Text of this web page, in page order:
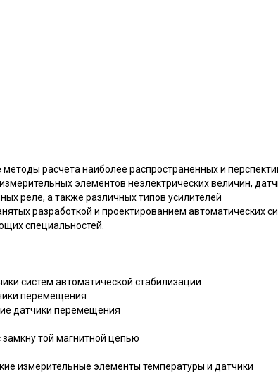
расчета наиболее распространенных и
элементов неэлектрических величин,
реле, а также различных типов усилителей
разработкой и проектированием автоматических
специальностей.
систем автоматической стабилизации
перемещения
датчики перемещения
той магнитной цепью
измерительные элементы температуры и датчики